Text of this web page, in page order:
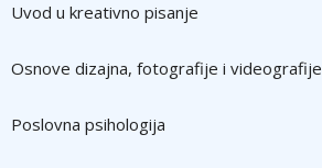
Uvod u kreativno pisanje
Osnove dizajna, fotografije i videografije
Poslovna psihologija